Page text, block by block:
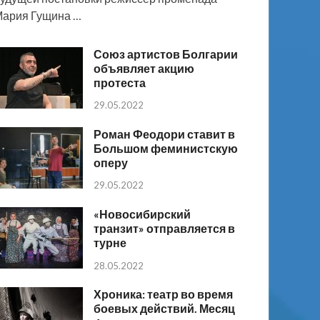
Гущина …
Союз артистов Болгарии
объявляет акцию
протеста
29.05.2022
Роман Феодори ставит в
Большом феминистскую
оперу
29.05.2022
«Новосибирский
транзит» отправляется в
турне
28.05.2022
Хроника: театр во время
боевых действий. Месяц